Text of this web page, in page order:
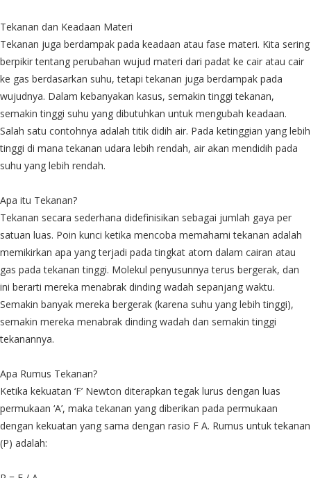
Tekanan dan Keadaan Materi
Tekanan juga berdampak pada keadaan atau fase materi. Kita sering
berpikir tentang perubahan wujud materi dari padat ke cair atau cair
ke gas berdasarkan suhu, tetapi tekanan juga berdampak pada
wujudnya. Dalam kebanyakan kasus, semakin tinggi tekanan,
semakin tinggi suhu yang dibutuhkan untuk mengubah keadaan.
Salah satu contohnya adalah titik didih air. Pada ketinggian yang lebih
tinggi di mana tekanan udara lebih rendah, air akan mendidih pada
suhu yang lebih rendah.
Apa itu Tekanan?
Tekanan secara sederhana didefinisikan sebagai jumlah gaya per
satuan luas. Poin kunci ketika mencoba memahami tekanan adalah
memikirkan apa yang terjadi pada tingkat atom dalam cairan atau
gas pada tekanan tinggi. Molekul penyusunnya terus bergerak, dan
ini berarti mereka menabrak dinding wadah sepanjang waktu.
Semakin banyak mereka bergerak (karena suhu yang lebih tinggi),
semakin mereka menabrak dinding wadah dan semakin tinggi
tekanannya.
Apa Rumus Tekanan?
Ketika kekuatan ‘F’ Newton diterapkan tegak lurus dengan luas
permukaan ‘A’, maka tekanan yang diberikan pada permukaan
dengan kekuatan yang sama dengan rasio F A. Rumus untuk tekanan
(P) adalah: